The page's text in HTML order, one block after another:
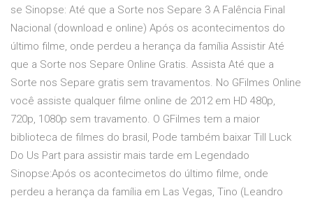
se Sinopse: Até que a Sorte nos Separe 3 A Falência Final
Nacional (download e online) Após os acontecimentos do
último filme, onde perdeu a herança da família Assistir Até
que a Sorte nos Separe Online Gratis. Assista Até que a
Sorte nos Separe gratis sem travamentos. No GFilmes Online
você assiste qualquer filme online de 2012 em HD 480p,
720p, 1080p sem travamento. O GFilmes tem a maior
biblioteca de filmes do brasil, Pode também baixar Till Luck
Do Us Part para assistir mais tarde em Legendado
Sinopse:Após os acontecimetos do último filme, onde
perdeu a herança da família em Las Vegas, Tino (Leandro